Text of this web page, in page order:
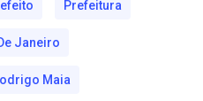
Prefeitura
Janeiro
Maia